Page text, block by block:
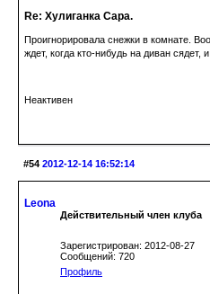
Re: Хулиганка Сара.
Проигнорировала снежки в комнате.
ждет, когда кто-нибудь на диван сядет,
Неактивен
#54 2012-12-14 16:52:14
Leona
Действительный член клуба
Зарегистрирован: 2012-08-27
Сообщений: 720
Профиль